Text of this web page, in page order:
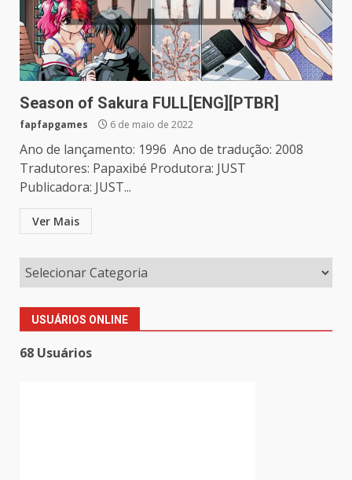
Season of Sakura FULL[ENG][PTBR]
fapfapgames 6 de maio de 2022
Ano de lançamento: 1996 Ano de tradução: 2008
Tradutores: Papaxibé Produtora: JUST
Publicadora: JUST...
Ver Mais
USUÁRIOS ONLINE
68 Usuários